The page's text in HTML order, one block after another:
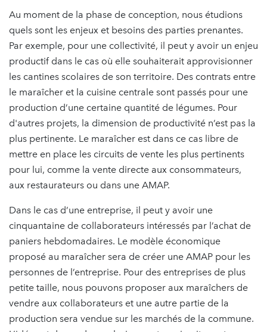
Au moment de la phase de conception, nous étudions
quels sont les enjeux et besoins des parties prenantes.
Par exemple, pour une collectivité, il peut y avoir un enjeu
productif dans le cas où elle souhaiterait approvisionner
les cantines scolaires de son territoire. Des contrats entre
le maraîcher et la cuisine centrale sont passés pour une
production d’une certaine quantité de légumes. Pour
d'autres projets, la dimension de productivité n’est pas la
plus pertinente. Le maraîcher est dans ce cas libre de
mettre en place les circuits de vente les plus pertinents
pour lui, comme la vente directe aux consommateurs,
aux restaurateurs ou dans une AMAP.
Dans le cas d’une entreprise, il peut y avoir une
cinquantaine de collaborateurs intéressés par l’achat de
paniers hebdomadaires. Le modèle économique
proposé au maraîcher sera de créer une AMAP pour les
personnes de l’entreprise. Pour des entreprises de plus
petite taille, nous pouvons proposer aux maraîchers de
vendre aux collaborateurs et une autre partie de la
production sera vendue sur les marchés de la commune.